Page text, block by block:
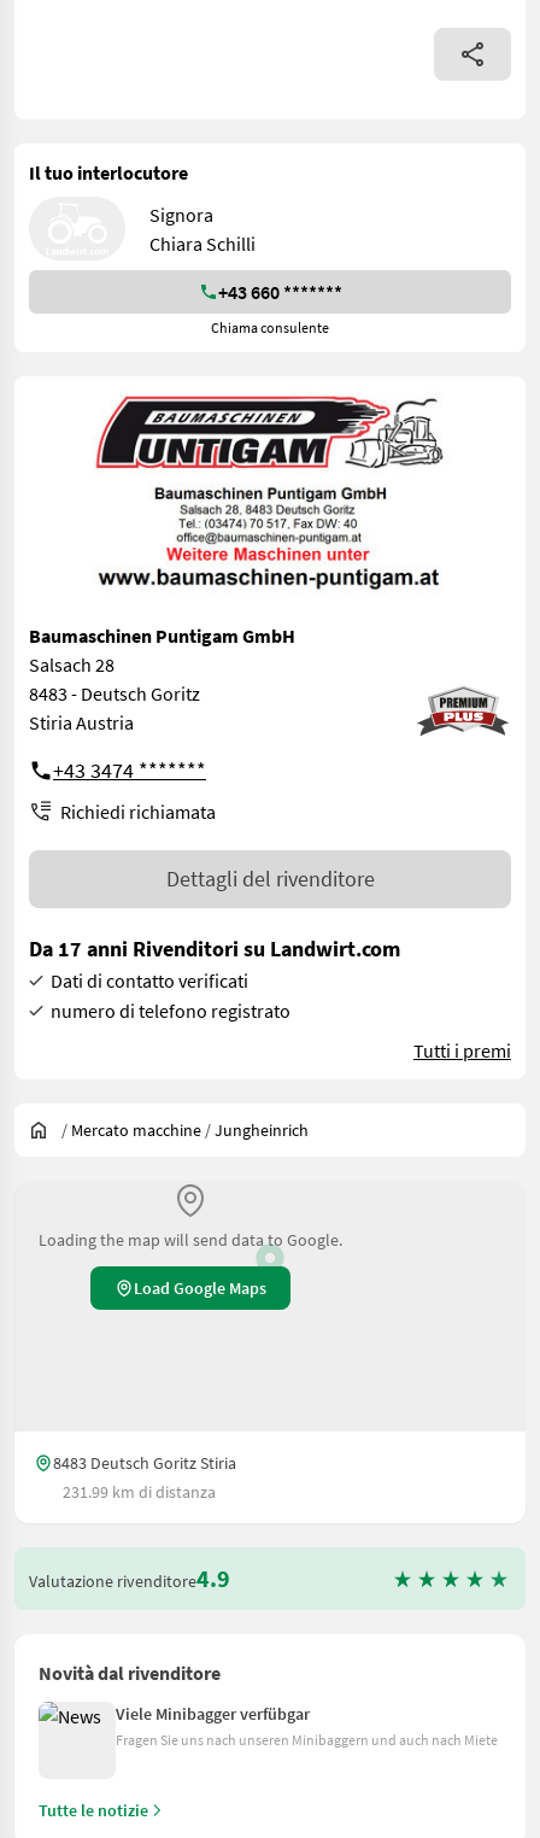
Il tuo interlocutore
Signora
Chiara Schilli
+43 660 *******
Chiama consulente
Baumaschinen Puntigam GmbH
Salsach 28
8483 - Deutsch Goritz
Stiria Austria
+43 3474 *******
Richiedi richiamata
Dettagli del rivenditore
Da 17 anni Rivenditori su Landwirt.com
Dati di contatto verificati
numero di telefono registrato
Tutti i premi
/ Mercato macchine /Jungheinrich
Loading the map will send data to Google.
Load Google Maps
8483 Deutsch Goritz Stiria
231.99 km di distanza
Valutazione rivenditore4.9
Novità dal rivenditore
Viele Minibagger verfübgar
Fragen Sie uns nach unseren Minibaggern und auch nach Miete
Tutte le notizie